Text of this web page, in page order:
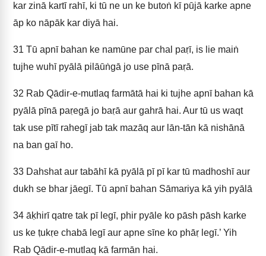
kar zinā kartī rahī, ki tū ne un ke butoṅ kī pūjā karke apne
āp ko nāpāk kar diyā hai.
31 Tū apnī bahan ke namūne par chal paṛī, is lie maiṅ
tujhe wuhī pyālā pilāūṅgā jo use pīnā paṛā.
32 Rab Qādir-e-mutlaq farmātā hai ki tujhe apnī bahan kā
pyālā pīnā paṛegā jo baṛā aur gahrā hai. Aur tū us waqt
tak use pītī rahegī jab tak mazāq aur lān-tān kā nishānā
na ban gaī ho.
33 Dahshat aur tabāhī kā pyālā pī pī kar tū madhoshī aur
dukh se bhar jāegī. Tū apnī bahan Sāmariya kā yih pyālā
34 āḳhirī qatre tak pī legī, phir pyāle ko pāsh pāsh karke
us ke ṭukṛe chabā legī aur apne sīne ko phāṛ legī.’ Yih
Rab Qādir-e-mutlaq kā farmān hai.